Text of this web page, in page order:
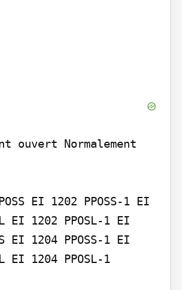
ouvert Normalement
EI 1202 PPOSS-1 EI
EI 1202 PPOSL-1 EI
EI 1204 PPOSS-1 EI
EI 1204 PPOSL-1